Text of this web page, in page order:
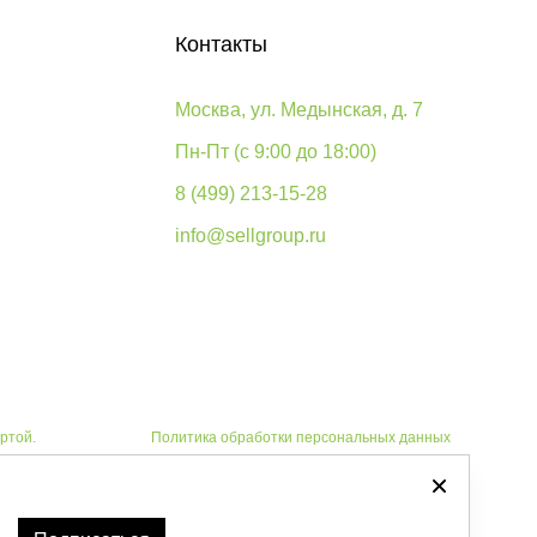
Контакты
Москва, ул. Медынская, д. 7
Пн-Пт (с 9:00 до 18:00)
8 (499) 213-15-28
info@sellgroup.ru
Политика обработки персональных данных
Автоматизировано -